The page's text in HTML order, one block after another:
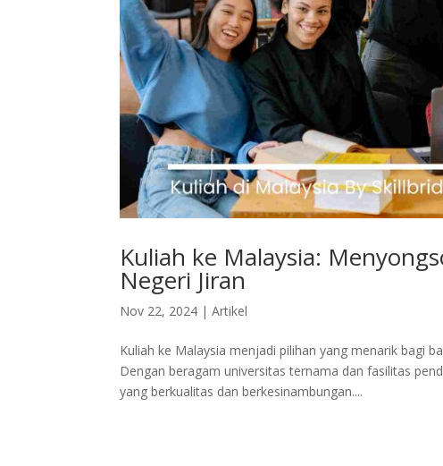
Kuliah ke Malaysia:
Negeri Jiran
Nov 22, 2024 |Artikel
Kuliah ke Malaysia menjadi pilihan yang menarik bagi
Dengan beragam universitas ternama dan fasilitas
yang berkualitas dan berkesinambungan....